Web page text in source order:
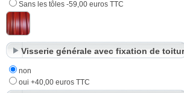
Sans les tôles -59,00 euros TTC
Visserie générale avec fixation de
non
oui +40,00 euros TTC